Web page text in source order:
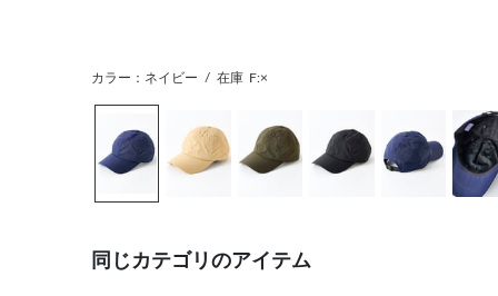
カラー：ネイビー / 在庫 F:×
同じカテゴリのアイテム